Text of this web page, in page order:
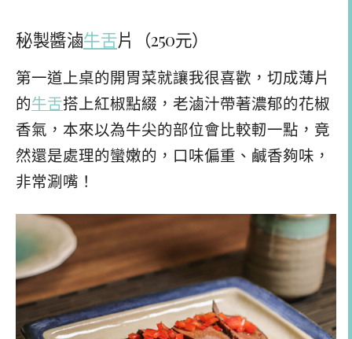
秘製醬滷牛舌片（250元）
第一道上桌的開胃菜就讓我很喜歡，切成薄片
的牛舌搭上紅椒點綴，老滷汁帶著濃郁的花椒
香氣，本來以為牛尖的部位會比較軔一點，竟
然還是處理的蠻嫩的，口味偏重、鹹香夠味，
非常涮嘴！